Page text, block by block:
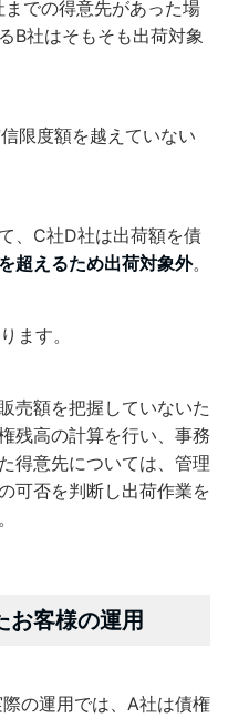
での得意先があった場
B社はそもそも出荷対象
限度額を越えていない
、C社D社は出荷額を債
超えるため出荷対象外。
ます。
売額を把握していないた
残高の計算を行い、事務
得意先については、管理
可否を判断し出荷作業を
お客様の運用
の運用では、A社は債権